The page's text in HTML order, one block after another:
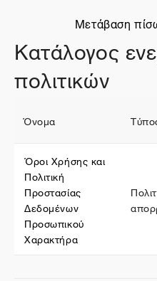
Μετάβαση
Κατάλογος
πολιτικών
Όνομα
Όροι Χρήσης και
Πολιτική
Προστασίας
Δεδομένων
Προσωπικού
Χαρακτήρα